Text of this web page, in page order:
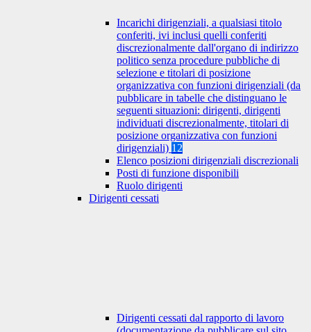
Incarichi dirigenziali, a qualsiasi titolo
conferiti, ivi inclusi quelli conferiti
discrezionalmente dall'organo di indirizzo
politico senza procedure pubbliche di
selezione e titolari di posizione
organizzativa con funzioni dirigenziali (da
pubblicare in tabelle che distinguano le
seguenti situazioni: dirigenti, dirigenti
individuati discrezionalmente, titolari di
posizione organizzativa con funzioni
dirigenziali) 12
Elenco posizioni dirigenziali discrezionali
Posti di funzione disponibili
Ruolo dirigenti
Dirigenti cessati
Dirigenti cessati dal rapporto di lavoro